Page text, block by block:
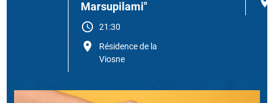
Marsupilami"
21:30
Résidence de la
Viosne